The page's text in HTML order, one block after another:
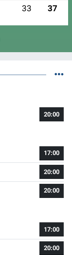
33 37
20:00
17:00
20:00
20:00
17:00
20:00